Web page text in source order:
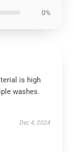
0%
is high
washes.
Dec 4, 2024